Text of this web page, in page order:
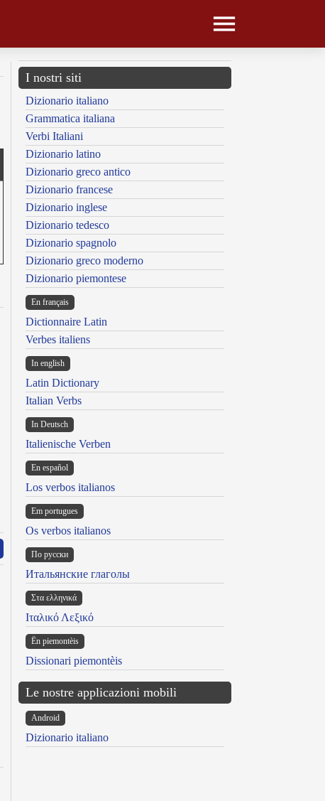
I nostri siti
Dizionario italiano
Grammatica italiana
Verbi Italiani
Dizionario latino
Dizionario greco antico
Dizionario francese
Dizionario inglese
Dizionario tedesco
Dizionario spagnolo
Dizionario greco moderno
Dizionario piemontese
En français
Dictionnaire Latin
Verbes italiens
In english
Latin Dictionary
Italian Verbs
In Deutsch
Italienische Verben
En español
Los verbos italianos
Em portugues
Os verbos italianos
По русски
Итальянские глаголы
Στα ελληνικά
Ιταλικό Λεξικό
Ën piemontèis
Dissionari piemontèis
Le nostre applicazioni mobili
Android
Dizionario italiano